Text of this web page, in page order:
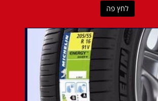
לחץ פה